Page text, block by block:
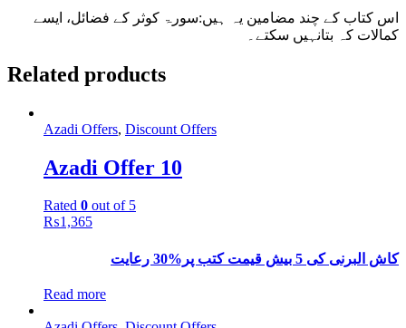
اس کتاب کے چند مضامین یہ ہیں:سورۃ کوثر کے فضائل، ایسے
کمالات کہ بتانہیں سکتے۔
Related products
Azadi Offers, Discount Offers
Azadi Offer 10
Rated 0 out of 5
₨1,365
کاش البرنی کی 5 بیش قیمت کتب پر%30 رعایت
Read more